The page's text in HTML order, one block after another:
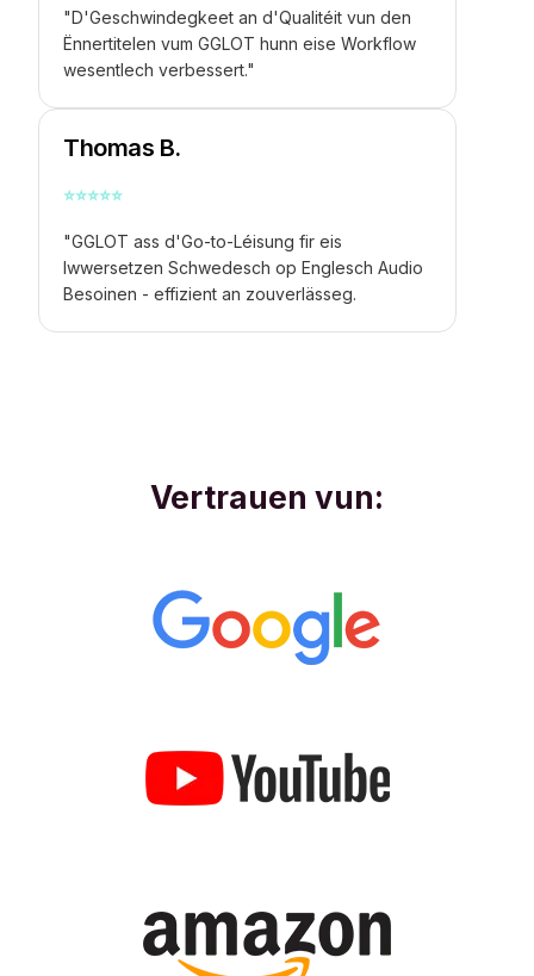
"D'Geschwindegkeet an d'Qualitéit vun den
Ënnertitelen vum GGLOT hunn eise Workflow
wesentlech verbessert."
Thomas B.
⭐⭐⭐⭐⭐
"GGLOT ass d'Go-to-Léisung fir eis
Iwwersetzen Schwedesch op Englesch Audio
Besoinen - effizient an zouverlässeg.
Vertrauen vun: